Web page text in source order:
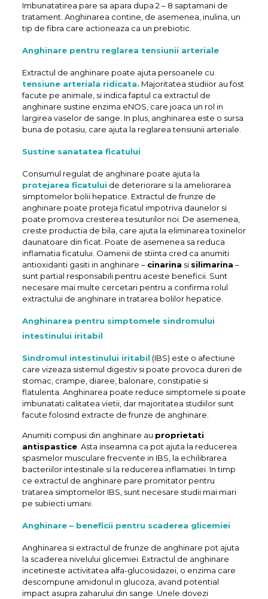
Imbunatatirea pare sa apara dupa 2 – 8 saptamani de
tratament. Anghinarea contine, de asemenea, inulina, un
tip de fibra care actioneaza ca un prebiotic.
Anghinare pentru reglarea tensiunii arteriale
Extractul de anghinare poate ajuta persoanele cu
tensiune arteriala ridicata. Majoritatea studiior au fost
facute pe animale, si indica faptul ca extractul de
anghinare sustine enzima eNOS, care joaca un rol in
largirea vaselor de sange. In plus, anghinarea este o sursa
buna de potasiu, care ajuta la reglarea tensiunii arteriale.
Sustine sanatatea ficatului
Consumul regulat de anghinare poate ajuta la
protejarea ficatului de deteriorare si la ameliorarea
simptomelor bolii hepatice. Extractul de frunze de
anghinare poate proteja ficatul impotriva daunelor si
poate promova cresterea tesuturilor noi. De asemenea,
creste productia de bila, care ajuta la eliminarea toxinelor
daunatoare din ficat. Poate de asemenea sa reduca
inflamatia ficatului. Oamenii de stiinta cred ca anumiti
antioxidanti gasiti in anghinare – cinarina si silimarina –
sunt partial responsabili pentru aceste beneficii. Sunt
necesare mai multe cercetari pentru a confirma rolul
extractului de anghinare in tratarea bolilor hepatice.
Anghinarea pentru simptomele sindromului
intestinului iritabil
Sindromul intestinului iritabil (IBS) este o afectiune
care vizeaza sistemul digestiv si poate provoca dureri de
stomac, crampe, diaree, balonare, constipatie si
flatulenta. Anghinarea poate reduce simptomele si poate
imbunatati calitatea vietii, dar majoritatea studiilor sunt
facute folosind extracte de frunze de anghinare.
Anumiti compusi din anghinare au proprietati
antispastice. Asta inseamna ca pot ajuta la reducerea
spasmelor musculare frecvente in IBS, la echilibrarea
bacteriilor intestinale si la reducerea inflamatiei. In timp
ce extractul de anghinare pare promitator pentru
tratarea simptomelor IBS, sunt necesare studii mai mari
pe subiecti umani.
Anghinare – beneficii pentru scaderea glicemiei
Anghinarea si extractul de frunze de anghinare pot ajuta
la scaderea nivelului glicemiei. Extractul de anghinare
incetineste activitatea alfa-glucosidazei, o enzima care
descompune amidonul in glucoza, avand potential
impact asupra zaharului din sange. Unele dovezi